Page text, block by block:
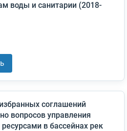
воды и санитарии (2018-
соглашений
вопросов управления
в бассейнах рек